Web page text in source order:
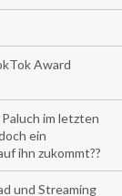
Award
im letzten
ein
ihn zukommt??
und Streaming